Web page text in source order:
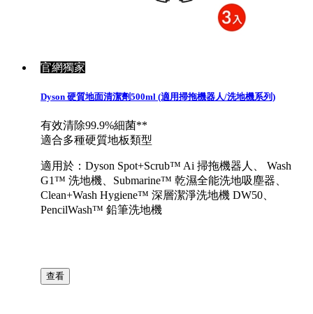
官網獨家
Dyson 硬質地面清潔劑500ml (適用掃拖機器人/洗地機系列)
有效清除99.9%細菌**
適合多種硬質地板類型
適用於：Dyson Spot+Scrub™ Ai 掃拖機器人、 Wash
G1™ 洗地機、Submarine™ 乾濕全能洗地吸塵器、
Clean+Wash Hygiene™ 深層潔淨洗地機 DW50、
PencilWash™ 鉛筆洗地機
查看